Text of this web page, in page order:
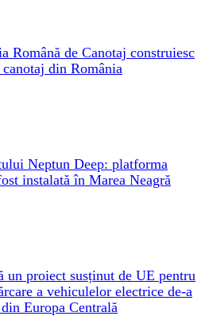
Română de Canotaj construiesc
din România
Neptun Deep: platforma
instalată în Marea Neagră
proiect susținut de UE pentru
a vehiculelor electrice de-a
Europa Centrală